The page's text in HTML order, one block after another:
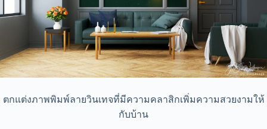
ตกแต่งภาพพิมพ์ลายวินเทจที่มีความคลาสิกเพิ่มความสวยงามให้
กับบ้าน